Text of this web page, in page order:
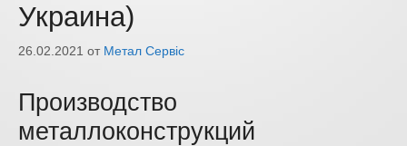
Украина)
26.02.2021 от Метал Сервіс
Производство
металлоконструкций